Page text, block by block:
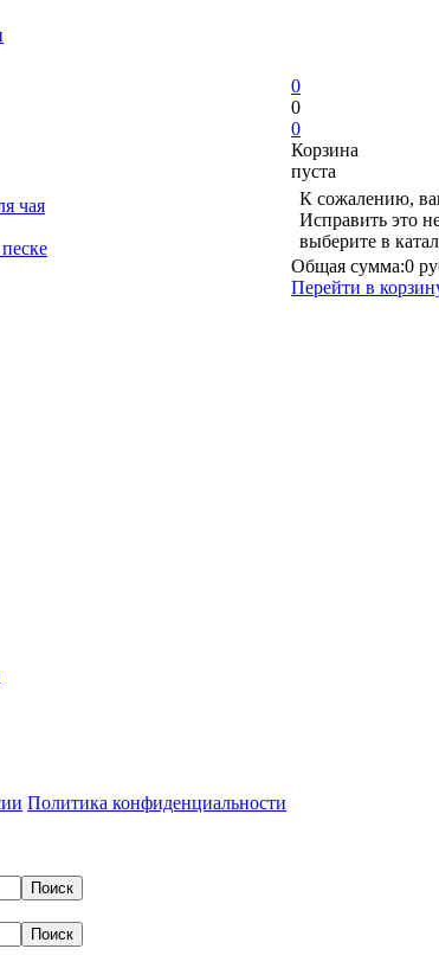
чая
Политика конфиденциальности
0
0
0
Корзина
пуста
К сожалению,
Исправить это
выберите в
Общая сумма:0
Перейти в